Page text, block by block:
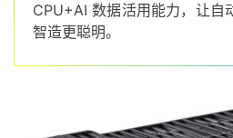
CPU+AI 数据活用能力，让自
智造更聪明。